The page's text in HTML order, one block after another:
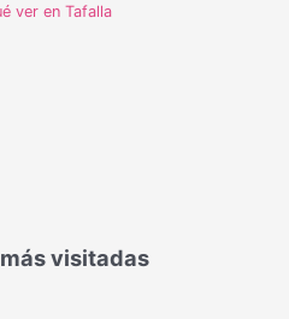
ver en Tafalla
visitadas